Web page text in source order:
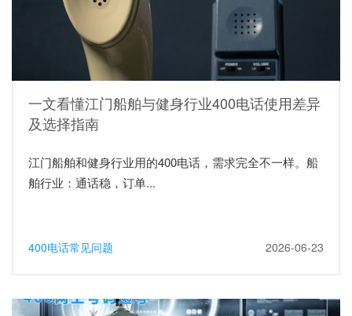
一文看懂江门船舶与健身行业400电话使用差异
及选择指南
江门船舶和健身行业用的400电话，需求完全不一样。船
舶行业：通话稳，订单...
400电话常见问题 2026-06-23